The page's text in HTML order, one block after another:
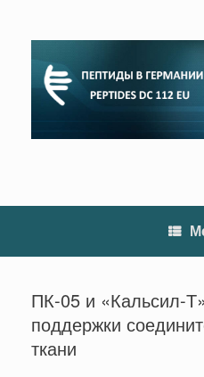
содержанию
ПК-05 и «Кальсил-
поддержки
ткани